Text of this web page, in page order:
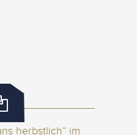
herbstlich“ im